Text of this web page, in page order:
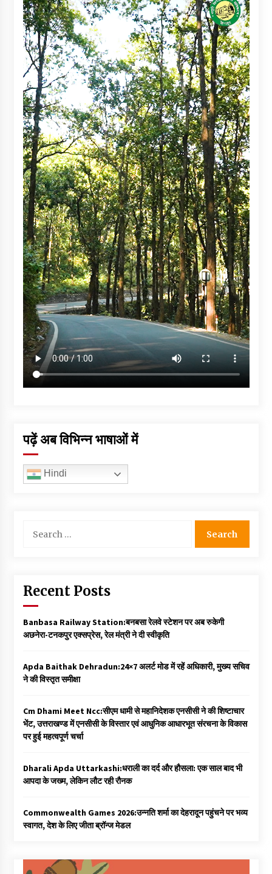
पढ़ें अब विभिन्न भाषाओं में
Hindi
for:
Recent Posts
Banbasa Railway Station:बनबसा रेलवे स्टेशन पर अब रुकेगी
अछनेरा-टनकपुर एक्सप्रेस, रेल मंत्री ने दी स्वीकृति
Apda Baithak Dehradun:24×7 अलर्ट मोड में रहें अधिकारी, मुख्य सचिव
ने की विस्तृत समीक्षा
Cm Dhami Meet Ncc:सीएम धामी से महानिदेशक एनसीसी ने की शिष्टाचार
भेंट, उत्तराखण्ड में एनसीसी के विस्तार एवं आधुनिक आधारभूत संरचना के विकास
पर हुई महत्वपूर्ण चर्चा
Dharali Apda Uttarkashi:धराली का दर्द और हौसला: एक साल बाद भी
आपदा के जख्म, लेकिन लौट रही रौनक
Commonwealth Games 2026:उन्नति शर्मा का देहरादून पहुंचने पर भव्य
स्वागत, देश के लिए जीता ब्रॉन्ज मेडल